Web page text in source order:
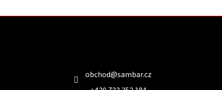
obchod@sambar.cz